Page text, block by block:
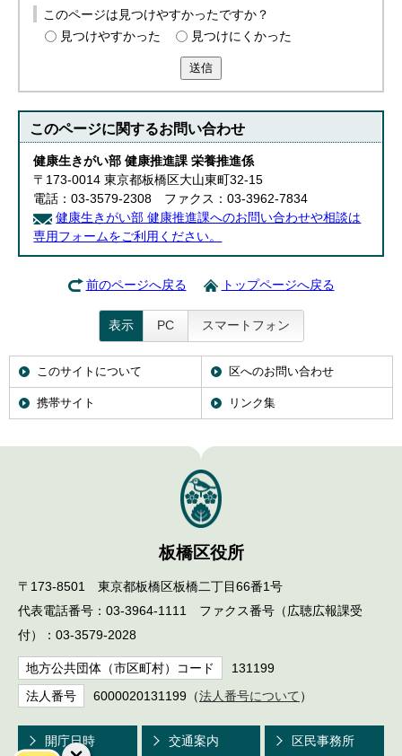
このページは見つけやすかったですか？
見つけやすかった
見つけにくかった
送信
このページに関するお問い合わせ
健康生きがい部 健康推進課 栄養推進係
〒173-0014 東京都板橋区大山東町32-15
電話：03-3579-2308 ファクス：03-3962-7834
健康生きがい部 健康推進課へのお問い合わせや相談は
専用フォームをご利用ください。
前のページへ戻る トップページへ戻る
表示 PC スマートフォン
このサイトについて 区へのお問い合わせ
携帯サイト リンク集
板橋区役所
〒173-8501 東京都板橋区板橋二丁目66番1号
代表電話番号：03-3964-1111 ファクス番号（広聴広報課受
付）：03-3579-2028
地方公共団体（市区町村）コード 131199
法人番号 6000020131199（法人番号について ）
開庁日時 交通案内 区民事務所